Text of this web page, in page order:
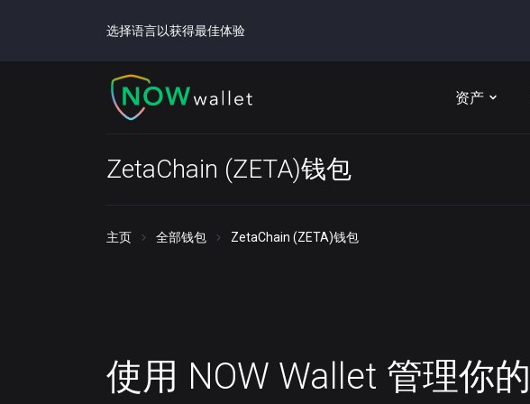
选择语言以获得最佳体验
资产
ZetaChain (ZETA)钱包
主页 全部钱包 ZetaChain (ZETA)钱包
使用 NOW Wallet 管理你的